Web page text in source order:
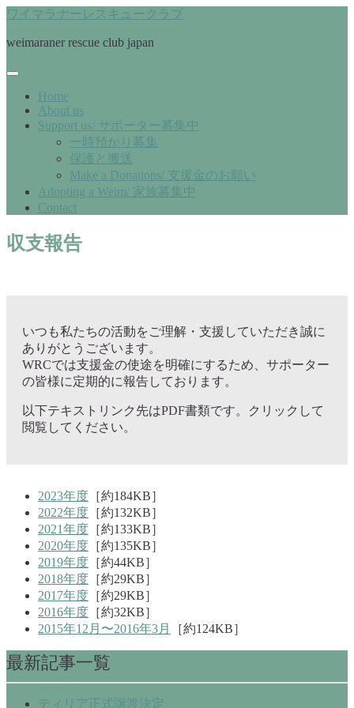
ワイマラナーレスキュークラブ
weimaraner rescue club japan
Home
About us
Support us/ サポーター募集中
一時預かり募集
保護と搬送
Make a Donations/ 支援金のお願い
Adopting a Weim/ 家族募集中
Contact
収支報告
いつも私たちの活動をご理解・支援していただき誠に
ありがとうございます。
WRCでは支援金の使途を明確にするため、サポーター
の皆様に定期的に報告しております。
以下テキストリンク先はPDF書類です。クリックして
閲覧してください。
2023年度 ［約184KB］
2022年度 ［約132KB］
2021年度 ［約133KB］
2020年度 ［約135KB］
2019年度 ［約44KB］
2018年度 ［約29KB］
2017年度 ［約29KB］
2016年度 ［約32KB］
2015年12月〜2016年3月
［約124KB］
最新記事一覧
ティリア正式譲渡決定